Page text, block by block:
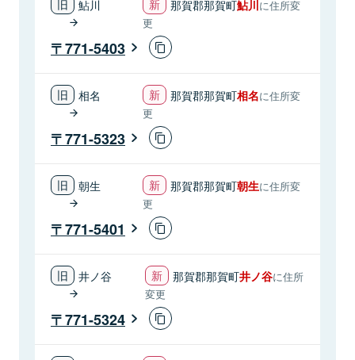
鮎川 那賀郡那賀町鮎川に住所変
更
771-5403
相名 那賀郡那賀町相名に住所変
更
771-5323
朝生 那賀郡那賀町朝生に住所変
更
771-5401
井ノ谷 那賀郡那賀町井ノ谷に住所
変更
771-5324